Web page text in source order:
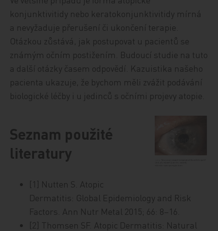
konjunktivitidy nebo keratokonjunktivitidy mírná
a nevyžaduje přerušení či ukončení terapie.
Otázkou zůstává, jak postupovat u pacientů se
známým očním postižením. Budoucí studie na tuto
a další otázky časem odpovědí. Kazuistika našeho
pacienta ukazuje, že bychom měli zvážit podávání
biologické léčby i u jedinců s očními projevy atopie.
Seznam použité
literatury
[1] Nutten S. Atopic
Dermatitis: Global Epidemiology and Risk
Factors. Ann Nutr Metal 2015; 66: 8–16.
[2] Thomsen SF. Atopic Dermatitis: Natural